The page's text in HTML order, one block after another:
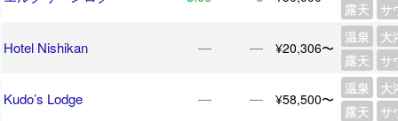
露天
サ
Hotel Nishikan ― ― ¥20,306〜
温泉
大
露天
サ
Kudo’s Lodge ― ― ¥58,500〜
温泉
大
露天
サ